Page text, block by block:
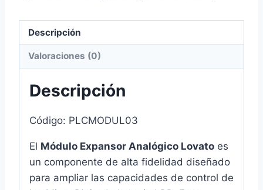
cantidad
Descripción
Valoraciones (0)
Descripción
Código: PLCMODUL03
El Módulo Expansor Analógico Lovato es
un componente de alta fidelidad diseñado
para ampliar las capacidades de control de